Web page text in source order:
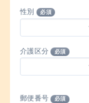
性別 必須
介護区分 必須
郵便番号 必須